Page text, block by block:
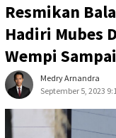
Resmikan
Hadiri Mubes
Wempi
Medry Arnandra
September 5, 2023